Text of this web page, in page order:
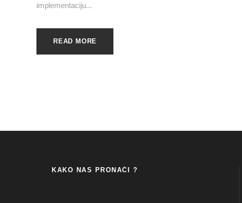
implementaciju...
READ MORE
KAKO NAS PRONAĆI ?